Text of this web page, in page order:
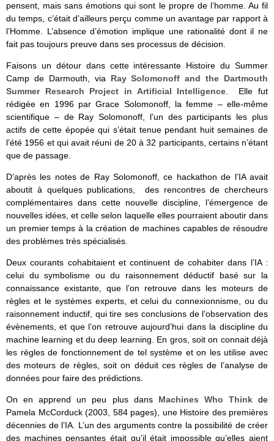
pensent, mais sans émotions qui sont le propre de l’homme. Au fil
du temps, c’était d’ailleurs perçu comme un avantage par rapport à
l’Homme. L’absence d’émotion implique une rationalité dont il ne
fait pas toujours preuve dans ses processus de décision.
Faisons un détour dans cette intéressante Histoire du Summer
Camp de Darmouth, via Ray Solomonoff and the Dartmouth
Summer Research Project in Artificial Intelligence . Elle fut
rédigée en 1996 par Grace Solomonoff, la femme – elle-même
scientifique – de Ray Solomonoff, l’un des participants les plus
actifs de cette épopée qui s’était tenue pendant huit semaines de
l’été 1956 et qui avait réuni de 20 à 32 participants, certains n’étant
que de passage.
D’après les notes de Ray Solomonoff, ce hackathon de l’IA avait
aboutit à quelques publications, des rencontres de chercheurs
complémentaires dans cette nouvelle discipline, l’émergence de
nouvelles idées, et celle selon laquelle elles pourraient aboutir dans
un premier temps à la création de machines capables de résoudre
des problèmes très spécialisés.
Deux courants cohabitaient et continuent de cohabiter dans l’IA :
celui du symbolisme ou du raisonnement déductif basé sur la
connaissance existante, que l’on retrouve dans les moteurs de
règles et le systèmes experts, et celui du connexionnisme, ou du
raisonnement inductif, qui tire ses conclusions de l’observation des
évènements, et que l’on retrouve aujourd’hui dans la discipline du
machine learning et du deep learning. En gros, soit on connait déjà
les règles de fonctionnement de tel système et on les utilise avec
des moteurs de règles, soit on déduit ces règles de l’analyse de
données pour faire des prédictions.
On en apprend un peu plus dans Machines Who Thinkde
Pamela McCorduck (2003, 584 pages), une Histoire des premières
décennies de l’IA. L’un des arguments contre la possibilité de créer
des machines pensantes était qu’il était impossible qu’elles aient